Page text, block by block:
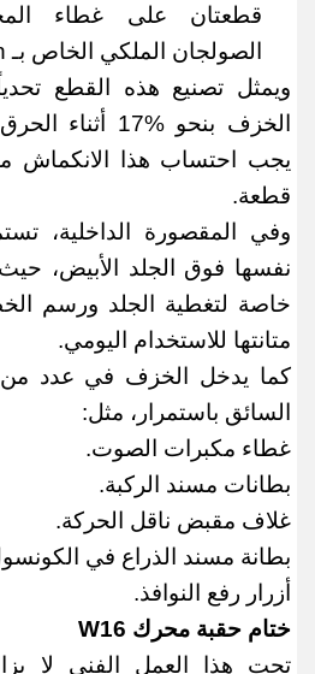
قطعتان على غطاء
الصولجان الملكي الخاص بـKPM Berlin.
ويمثل تصنيع هذه القطع
الخزف بنحو17% أثناء
يجب احتساب هذا الانكماش
قطعة.
وفي المقصورة الداخلية،
نفسها فوق الجلد الأبيض،
خاصة لتغطية الجلد ورسم
متانتها للاستخدام اليومي.
كما يدخل الخزف في عدد من
السائق باستمرار، مثل:
غطاء مكبرات الصوت.
بطانات مسند الركبة.
غلاف مقبض ناقل الحركة.
بطانة مسند الذراع في
أزرار رفع النوافذ.
ختام حقبة محرك
تحت هذا العمل الفني لا